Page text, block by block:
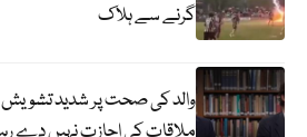
گرنے سے ہلاک
والد کی صحت پر شدید تشویش